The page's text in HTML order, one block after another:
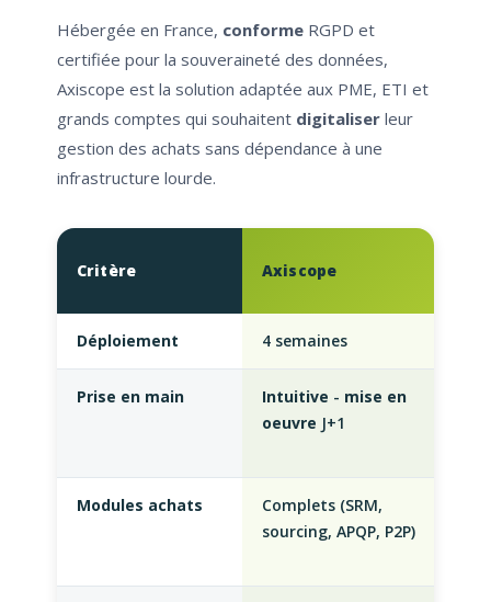
Hébergée en France, conforme RGPD et
certifiée pour la souveraineté des données,
Axiscope est la solution adaptée aux PME, ETI et
grands comptes qui souhaitent digitaliser leur
gestion des achats sans dépendance à une
infrastructure lourde.
Critère Axiscope
Déploiement 4 semaines
Prise en main Intuitive - mise en
oeuvre J+1
Modules achats
Complets (SRM,
sourcing, APQP, P2P)